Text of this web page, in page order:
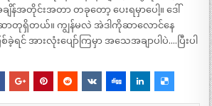
ချိန်အတိုင်းအတာ တခုတော့ ပေးရမှာပေါ့။ ဒေါ်
တုရှိတယ်။ ကျွန်မလဲ အဲဒါကိုဆာလောင်နေ
ရင် အားလုံးပျော်ကြမှာ အသေအချာပါပဲ….ပြီးပါ